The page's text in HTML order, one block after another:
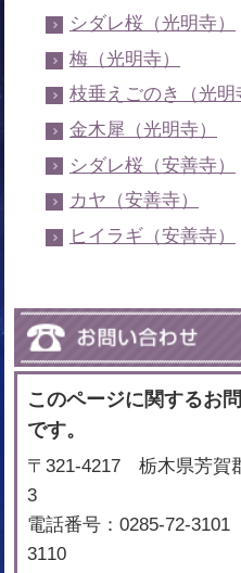
シダレ桜（光明寺）
梅（光明寺）
枝垂えごのき（光明
金木犀（光明寺）
シダレ桜（安善寺）
カヤ（安善寺）
ヒイラギ（安善寺）
このページに関するお
です。
〒321-4217 栃木県芳賀
3
電話番号：0285-72-
3110